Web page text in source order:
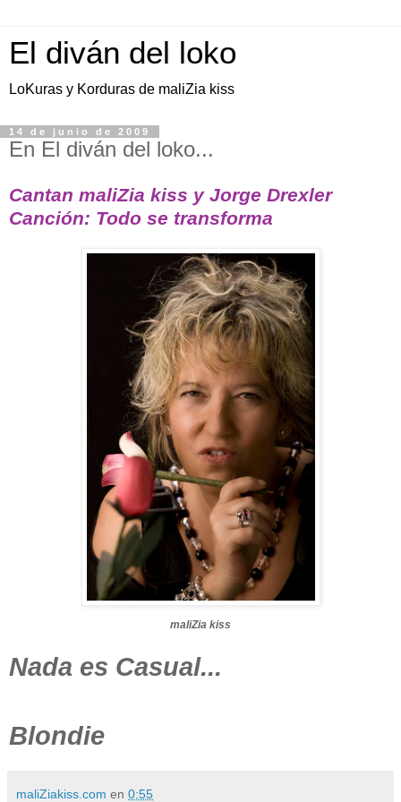
El diván del loko
LoKuras y Korduras de maliZia kiss
14 de junio de 2009
En El diván del loko...
Cantan maliZia kiss y Jorge Drexler
Canción: Todo se transforma
maliZia kiss
Nada es Casual...
Blondie
maliZiakiss.com en 0:55